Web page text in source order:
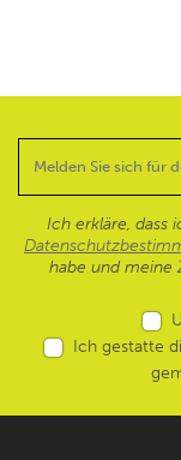
Ich erkläre, dass
habe und meine
Ich gestatte